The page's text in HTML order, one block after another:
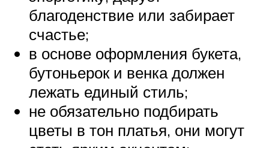
благоденствие или забирает
счастье;
в основе оформления букета,
бутоньерок и венка должен
лежать единый стиль;
не обязательно подбирать
цветы в тон платья, они могут